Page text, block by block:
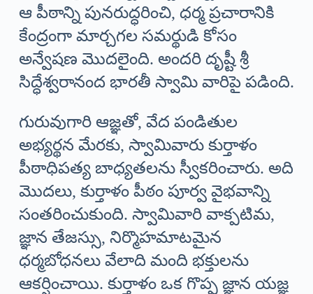
ఆ పీఠాన్ని పునరుద్ధరించి, ధర్మ ప్రచారానికి
కేంద్రంగా మార్చగల సమర్థుడి కోసం
అన్వేషణ మొదలైంది. అందరి దృష్టీ శ్రీ
సిద్ధేశ్వరానంద భారతీ స్వామి వారిపై పడింది.
గురువుగారి ఆజ్ఞతో, వేద పండితుల
అభ్యర్థన మేరకు, స్వామివారు కుర్తాళం
పీఠాధిపత్య బాధ్యతలను స్వీకరించారు. అది
మొదలు, కుర్తాళం పీఠం పూర్వ వైభవాన్ని
సంతరించుకుంది. స్వామివారి వాక్పటిమ,
జ్ఞాన తేజస్సు, నిర్మొహమాటమైన
ధర్మబోధనలు వేలాది మంది భక్తులను
ఆకర్షించాయి. కుర్తాళం ఒక గొప్ప జ్ఞాన యజ్ఞ